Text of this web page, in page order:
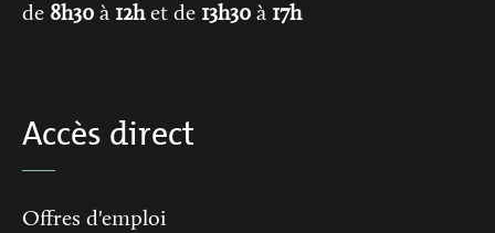
de 8h30 à 12het de 13h30 à 17h
Accès direct
Offres d'emploi